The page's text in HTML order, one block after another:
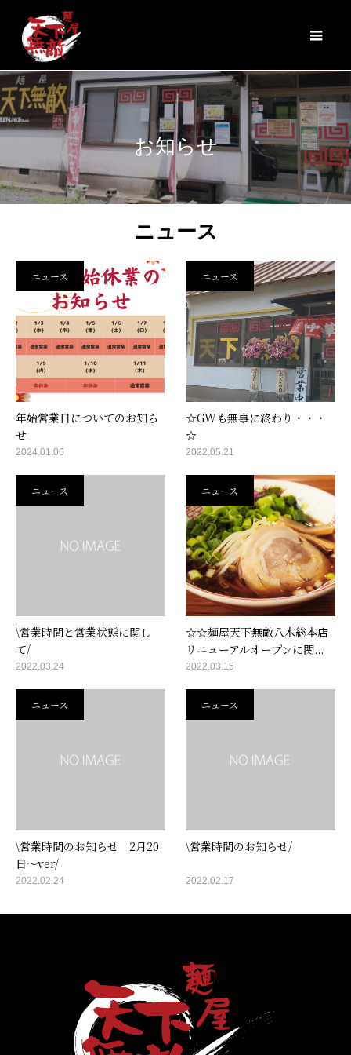
お知らせ
ニュース
ニュース
年始営業日についてのお知ら
せ
2024.01.06
ニュース
☆GWも無事に終わり・・・
☆
2022.05.21
ニュース
\営業時間と営業状態に関し
て/
2022.03.24
ニュース
☆☆麺屋天下無敵八木総本店
リニューアルオープンに関...
2022.03.15
ニュース
\営業時間のお知らせ 2月20
日～ver/
2022.02.24
ニュース
\営業時間のお知らせ/
2022.02.17